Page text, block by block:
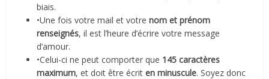
biais.
•Une fois votre mail et votrenom et prénom
renseignés, il est l’heure d’écrire votre message
d’amour.
•Celui-ci ne peut comporter que 145 caractères
maximum, et doit être écriten minuscule. Soyez donc